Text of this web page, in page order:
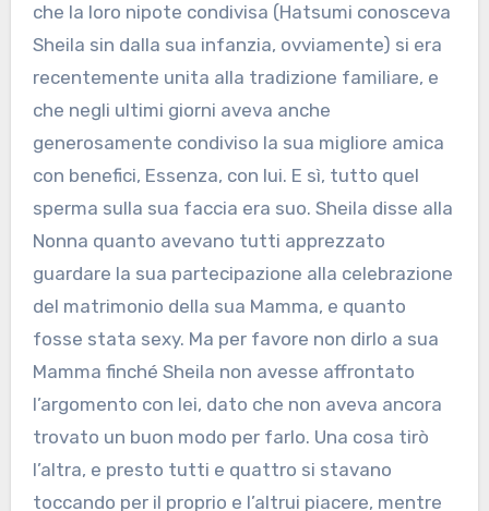
che la loro nipote condivisa (Hatsumi conosceva
Sheila sin dalla sua infanzia, ovviamente) si era
recentemente unita alla tradizione familiare, e
che negli ultimi giorni aveva anche
generosamente condiviso la sua migliore amica
con benefici, Essenza, con lui. E sì, tutto quel
sperma sulla sua faccia era suo. Sheila disse alla
Nonna quanto avevano tutti apprezzato
guardare la sua partecipazione alla celebrazione
del matrimonio della sua Mamma, e quanto
fosse stata sexy. Ma per favore non dirlo a sua
Mamma finché Sheila non avesse affrontato
l’argomento con lei, dato che non aveva ancora
trovato un buon modo per farlo. Una cosa tirò
l’altra, e presto tutti e quattro si stavano
toccando per il proprio e l’altrui piacere, mentre